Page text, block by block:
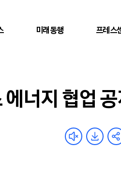
미래동행 프레스
너지 협업 공